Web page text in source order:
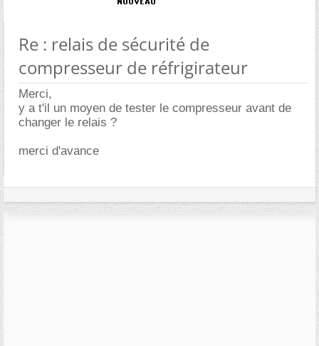
Re : relais de sécurité de
compresseur de réfrigirateur
Merci,
y a t'il un moyen de tester le compresseur avant de
changer le relais ?
merci d'avance